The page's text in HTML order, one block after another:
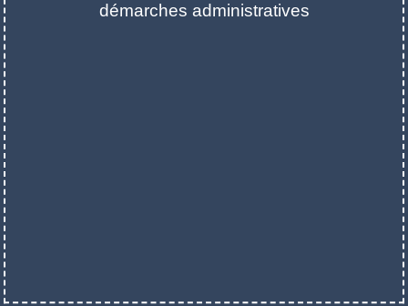
démarches administratives